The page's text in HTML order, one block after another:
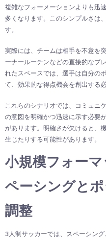
複雑なフォーメーションよりも迅
多くなります。このシンプルさは
す。
実際には、チームは相手を不意を
ーナールーチンなどの直接的なプ
れたスペースでは、選手は自分の
て、効果的な得点機会を創出する
これらのシナリオでは、コミュニ
の意図を明確かつ迅速に示す必要
があります。明確さが欠けると、
生じたりする可能性があります。
小規模フォー
ペーシングと
調整
3人制サッカーでは、スペーシン